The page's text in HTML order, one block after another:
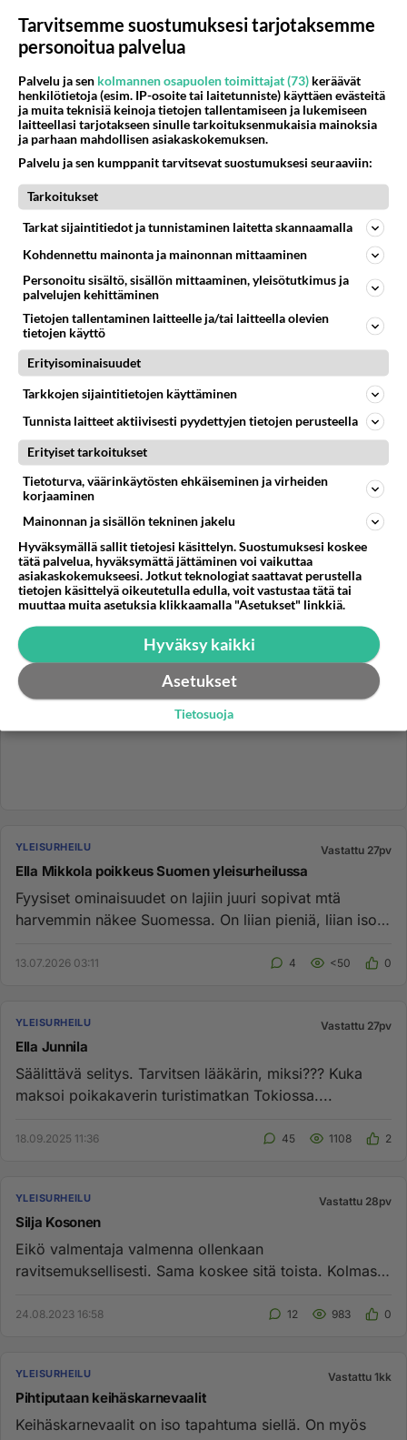
YLEISURHEILU
Krista Tervo liian vahva
tiellä kaarteissa. Heitot menee häkkiin tai ulos
sektorista. Vähemmä...
30.06.2024 12:00 45 1720
YLEISURHEILU
Keihäänheiton oikea tekniikka
oikeanlaista tekniikkaa. Moniotteluissa näyttää ettei
olisi edes harjoi...
YLEISURHEILU
Saaga vannisen ongelmat
Pitäs saada nopeutta lisää. Miten nopeutta? No
räjähtävää voimaa hankkia punttitreenin kautta, tehdä
nopeita liikkeitä j...
16.07.2026 06:03 2
YLEISURHEILU Vastattu 27pv
Ella Mikkola poikkeus Suomen yleisurheilussa
Fyysiset ominaisuudet on lajiin juuri sopivat mtä
harvemmin näkee Suomessa. On liian pieniä, liian isoja
13.07.2026 03:11 4 <50 0
YLEISURHEILU Vastattu 27pv
Ella Junnila
Säälittävä selitys. Tarvitsen lääkärin, miksi??? Kuka
maksoi poikakaverin turistimatkan Tokiossa....
18.09.2025 11:36 45 1108 2
YLEISURHEILU Vastattu 28pv
Silja Kosonen
Eikö valmentaja valmenna ollenkaan
ravitsemuksellisesti. Sama koskee sitä toista. Kolmas
24.08.2023 16:58 12 983 0
YLEISURHEILU Vastattu 1kk
Pihtiputaan keihäskarnevaalit
Keihäskarnevaalit on iso tapahtuma siellä. On myös
Tarvitsemme suostumuksesi tarjotaksemme
personoitua palvelua
Palvelu ja sen kolmannen osapuolen toimittajat (73) keräävät
henkilötietoja (esim. IP-osoite tai laitetunniste) käyttäen evästeitä
ja muita teknisiä keinoja tietojen tallentamiseen ja lukemiseen
laitteellasi tarjotakseen sinulle tarkoituksenmukaisia mainoksia
ja parhaan mahdollisen asiakaskokemuksen.
Palvelu ja sen kumppanit tarvitsevat suostumuksesi seuraaviin:
Tarkoitukset
Tarkat sijaintitiedot ja tunnistaminen laitetta skannaamalla
Kohdennettu mainonta ja mainonnan mittaaminen
Personoitu sisältö, sisällön mittaaminen, yleisötutkimus ja
palvelujen kehittäminen
Tietojen tallentaminen laitteelle ja/tai laitteella olevien
tietojen käyttö
Erityisominaisuudet
Tarkkojen sijaintitietojen käyttäminen
Tunnista laitteet aktiivisesti pyydettyjen tietojen perusteella
Erityiset tarkoitukset
Tietoturva, väärinkäytösten ehkäiseminen ja virheiden
korjaaminen
Mainonnan ja sisällön tekninen jakelu
Hyväksymällä sallit tietojesi käsittelyn. Suostumuksesi koskee
tätä palvelua, hyväksymättä jättäminen voi vaikuttaa
asiakaskokemukseesi. Jotkut teknologiat saattavat perustella
tietojen käsittelyä oikeutetulla edulla, voit vastustaa tätä tai
muuttaa muita asetuksia klikkaamalla "Asetukset" linkkiä.
Hyväksy kaikki
Asetukset
Tietosuoja